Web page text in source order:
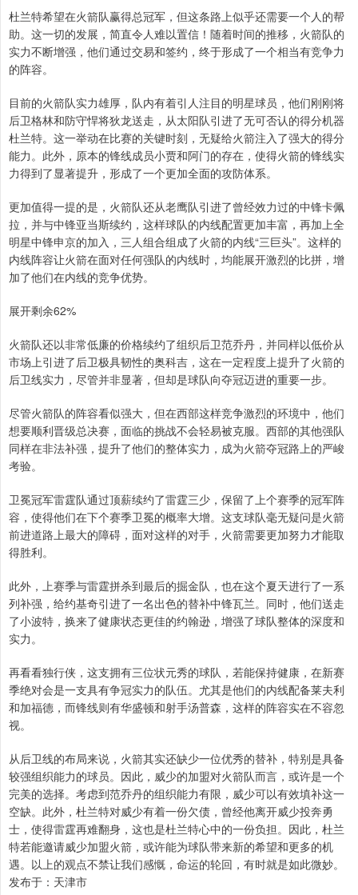
杜兰特希望在火箭队赢得总冠军，但这条路上似乎还需要一个人的帮
助。这一切的发展，简直令人难以置信！随着时间的推移，火箭队的
实力不断增强，他们通过交易和签约，终于形成了一个相当有竞争力
的阵容。
目前的火箭队实力雄厚，队内有着引人注目的明星球员，他们刚刚将
后卫格林和防守悍将狄龙送走，从太阳队引进了无可否认的得分机器
杜兰特。这一举动在比赛的关键时刻，无疑给火箭注入了强大的得分
能力。此外，原本的锋线成员小贾和阿门的存在，使得火箭的锋线实
力得到了显著提升，形成了一个更加全面的攻防体系。
更加值得一提的是，火箭队还从老鹰队引进了曾经效力过的中锋卡佩
拉，并与中锋亚当斯续约，这样球队的内线配置更加丰富，再加上全
明星中锋申京的加入，三人组合组成了火箭的内线“三巨头”。这样的
内线阵容让火箭在面对任何强队的内线时，均能展开激烈的比拼，增
加了他们在内线的竞争优势。
展开剩余62%
火箭队还以非常低廉的价格续约了组织后卫范乔丹，并同样以低价从
市场上引进了后卫极具韧性的奥科吉，这在一定程度上提升了火箭的
后卫线实力，尽管并非显著，但却是球队向夺冠迈进的重要一步。
尽管火箭队的阵容看似强大，但在西部这样竞争激烈的环境中，他们
想要顺利晋级总决赛，面临的挑战不会轻易被克服。西部的其他强队
同样在非法补强，提升了他们的整体实力，成为火箭夺冠路上的严峻
考验。
卫冕冠军雷霆队通过顶薪续约了雷霆三少，保留了上个赛季的冠军阵
容，使得他们在下个赛季卫冕的概率大增。这支球队毫无疑问是火箭
前进道路上最大的障碍，面对这样的对手，火箭需要更加努力才能取
得胜利。
此外，上赛季与雷霆拼杀到最后的掘金队，也在这个夏天进行了一系
列补强，给约基奇引进了一名出色的替补中锋瓦兰。同时，他们送走
了小波特，换来了健康状态更佳的约翰逊，增强了球队整体的深度和
实力。
再看看独行侠，这支拥有三位状元秀的球队，若能保持健康，在新赛
季绝对会是一支具有争冠实力的队伍。尤其是他们的内线配备莱夫利
和加福德，而锋线则有华盛顿和射手汤普森，这样的阵容实在不容忽
视。
从后卫线的布局来说，火箭其实还缺少一位优秀的替补，特别是具备
较强组织能力的球员。因此，威少的加盟对火箭队而言，或许是一个
完美的选择。考虑到范乔丹的组织能力有限，威少可以有效填补这一
空缺。此外，杜兰特对威少有着一份欠债，曾经他离开威少投奔勇
士，使得雷霆再难翻身，这也是杜兰特心中的一份负担。因此，杜兰
特若能邀请威少加盟火箭，或许能为球队带来新的希望和更多的机
遇。以上的观点不禁让我们感慨，命运的轮回，有时就是如此微妙。
发布于：天津市